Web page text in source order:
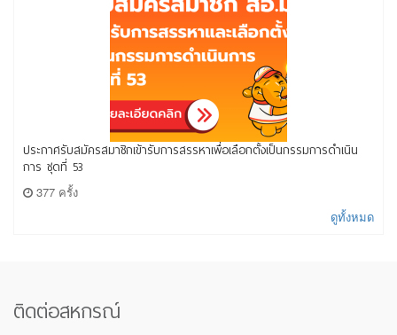
ประกาศรับสมัครสมาชิกเข้ารับการสรรหาเพื่อเลือกตั้งเป็นกรรมการดำเนิน
การ ชุดที่ 53
377 ครั้ง
ดูทั้งหมด
ติดต่อสหกรณ์